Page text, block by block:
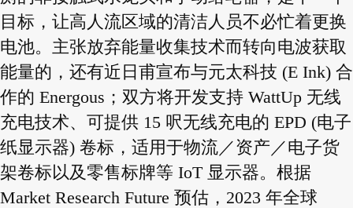
目标，让高人流区域的清洁人员不必忙着更换
电池。主张放弃能量收集技术而转向电波获取
能量的，还有近日甫宣布与元太科技 (E Ink) 合
作的 Energous；双方将开发支持 WattUp 无线
充电技术、可提供 15 呎无线充电的 EPD (电子
纸显示器) 卷标，适用于物流／资产／电子货
架卷标以及零售标牌等 IoT 显示器。根据
Market Research Future 预估，2023 年全球